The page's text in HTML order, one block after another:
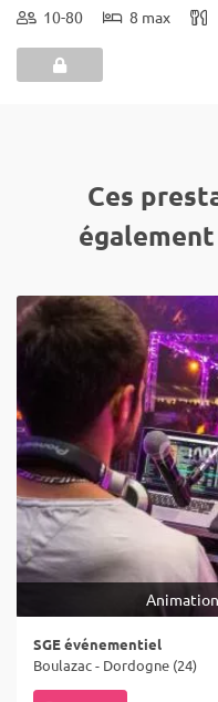
10-80 8 max
Ces
SGE événementiel
Boulazac - Dordogne (24)